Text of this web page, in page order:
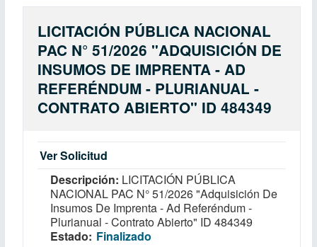
LICITACIÓN PÚBLICA NACIONAL
PAC N° 51/2026 "ADQUISICIÓN DE
INSUMOS DE IMPRENTA - AD
REFERÉNDUM - PLURIANUAL -
CONTRATO ABIERTO" ID 484349
Ver Solicitud
Descripción LICITACIÓN PÚBLICA
NACIONAL PAC N° 51/2026 "Adquisición De
Insumos De Imprenta - Ad Referéndum -
Plurianual - Contrato Abierto" ID 484349
Estado Finalizado